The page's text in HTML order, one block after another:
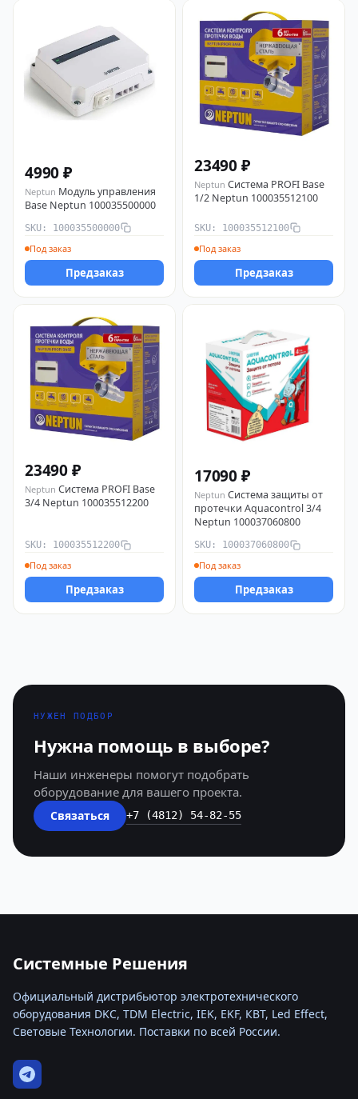
4990 ₽
Neptun Модуль управления
Base Neptun 100035500000
SKU: 100035500000
Под заказ
Предзаказ
23490 ₽
Neptun Система PROFI Base
1/2 Neptun 100035512100
SKU: 100035512100
Под заказ
Предзаказ
23490 ₽
Neptun Система PROFI Base
3/4 Neptun 100035512200
SKU: 100035512200
Под заказ
Предзаказ
17090 ₽
Neptun Система защиты от
протечки Aquacontrol 3/4
Neptun 100037060800
SKU: 100037060800
Под заказ
Предзаказ
НУЖЕН ПОДБОР
Нужна помощь в выборе?
Наши инженеры помогут подобрать
оборудование для вашего проекта.
Связаться +7 (4812) 54-82-55
Системные Решения
Официальный дистрибьютор электротехнического
оборудования DKC, TDM Electric, IEK, EKF, КВТ, Led Effect,
Световые Технологии. Поставки по всей России.